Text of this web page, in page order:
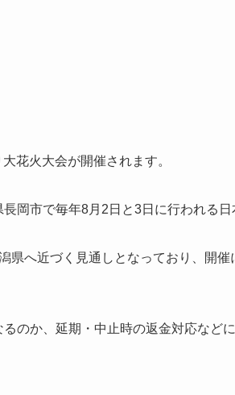
花火大会が開催されます。
岡市で毎年8月2日と3日に行われる日
県へ近づく見通しとなっており、開
のか、延期・中止時の返金対応など